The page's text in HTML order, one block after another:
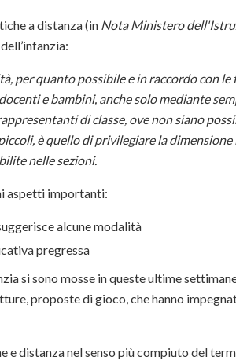
a distanza (in Nota Ministero
per quanto possibile e in raccordo con le
e bambini, anche solo mediante
di classe, ove non siano
è quello di privilegiare la dimensione
nelle sezioni.
aspetti importanti:
alcune modalità
pregressa
si sono mosse in queste ultime
proposte di gioco, che hanno
distanza nel senso più compiuto del